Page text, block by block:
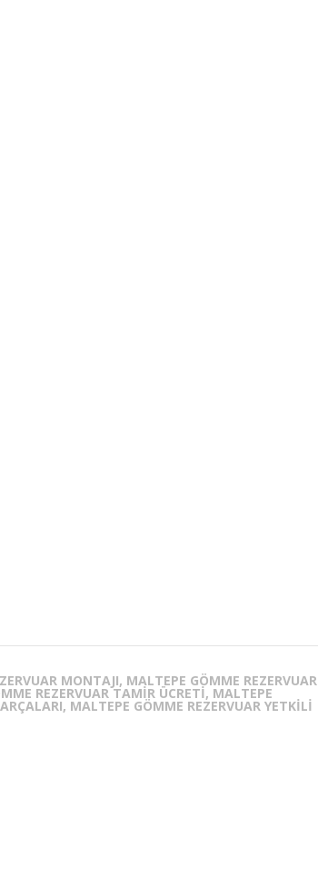
MONTAJI, MALTEPE GÖMME REZERVUAR
REZERVUAR TAMIR ÜCRETI, MALTEPE
MALTEPE GÖMME REZERVUAR YETKILI